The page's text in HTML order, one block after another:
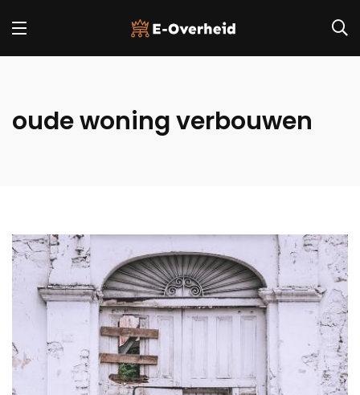
oude woning verbouwen